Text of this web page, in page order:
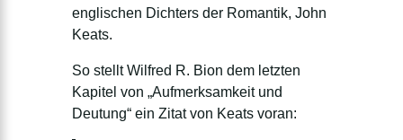
englischen Dichters der Romantik, John
Keats.
So stellt Wilfred R. Bion dem letzten
Kapitel von „Aufmerksamkeit und
Deutung“ ein Zitat von Keats voran: